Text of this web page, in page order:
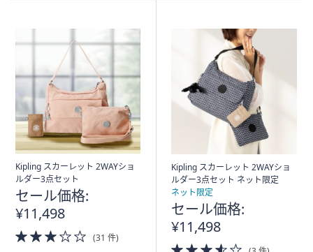
Kipling スカーレット 2WAYショ
ルダー3点セット
セール価格:
¥11,498
3.0
of
(31 件)
Kipling スカーレット 2WAYショ
ルダー3点セット ネット限定
ネット限定
セール価格:
¥11,498
3.5